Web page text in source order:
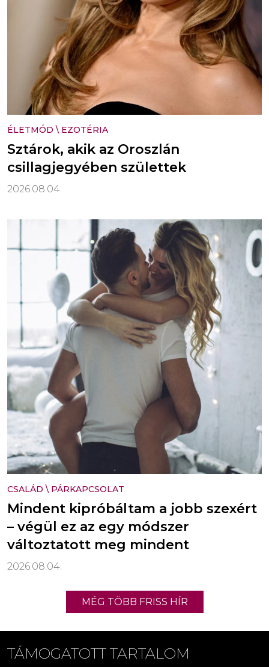
ÉLETMÓD \ EZOTÉRIA
Sztárok, akik az Oroszlán
csillagjegyében születtek
2026.08.04.
CSALÁD \ PÁRKAPCSOLAT
Mindent kipróbáltam a jobb szexért
– végül ez az egy módszer
változtatott meg mindent
2026.08.04.
MÉG TÖBB FRISS HÍR
TÁMOGATOTT TARTALOM